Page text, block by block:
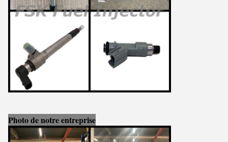
Photo de notre entreprise